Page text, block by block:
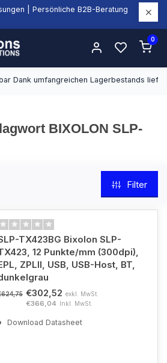
| Persönliche B2B-Beratung
0
Dank umfangreichen Lagerbestands
BIXOLON SLP-
Filter
TX423BG Bixolon SLP-
12 Punkte/mm (300dpi),
ZPLII, USB, USB-Host, BT,
€302,52 exkl. MwSt.
€366,04 Inkl. MwSt.
Download Datasheet